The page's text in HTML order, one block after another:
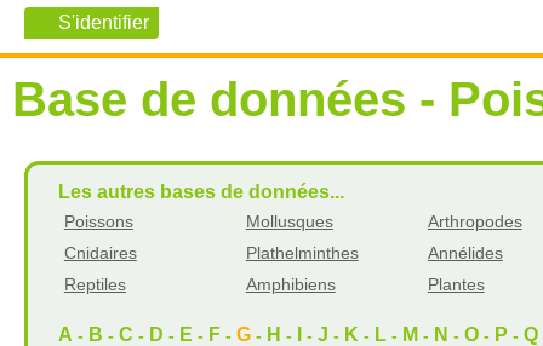
Base de données -
Les autres bases de données...
Poissons Mollusques
Arthropodes
Cnidaires
Plathelminthes
Annélides
Reptiles
Amphibiens Plantes
A - B - C - D - E - F- G- H - - J - K - L- M - N - O- P - Q